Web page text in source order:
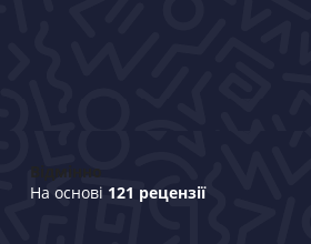
Відмінно
На основі 121 рецензії